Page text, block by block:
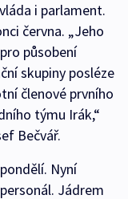
i parlament.
června. „Jeho
působení
skupiny posléze
členové prvního
týmu Irák,“
Bečvář.
Nyní
Jádrem